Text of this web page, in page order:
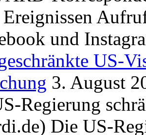
Ereignissen
und
US-
3. August
Regierung
Die US-